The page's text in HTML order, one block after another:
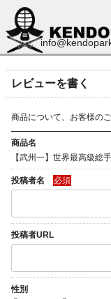
レビューを書く
商品について、お客様の
商品名
【武州一】世界最高級
投稿者名 必須
投稿者URL
性別